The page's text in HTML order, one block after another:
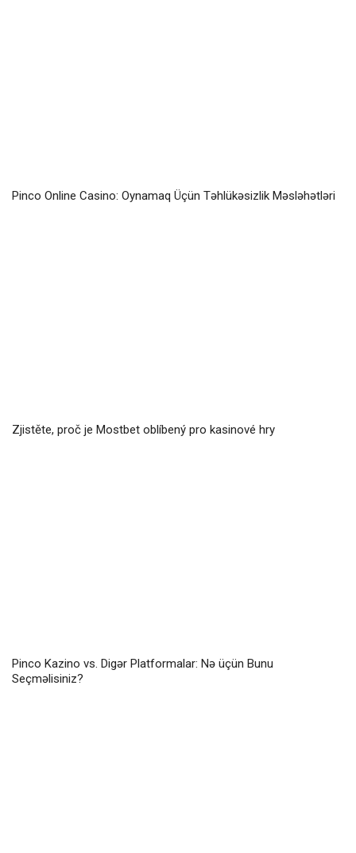
Pinco Online Casino: Oynamaq Üçün Təhlükəsizlik Məsləhətləri
Zjistěte, proč je Mostbet oblíbený pro kasinové hry
Pinco Kazino vs. Digər Platformalar: Nə üçün Bunu
Seçməlisiniz?